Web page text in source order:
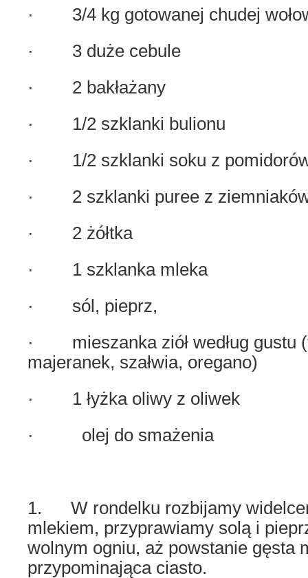
· 3/4 kg gotowanej chudej
· 3 duże cebule
· 2 bakłażany
· 1/2 szklanki bulionu
· 1/2 szklanki soku z
· 2 szklanki puree z
· 2 żółtka
· 1 szklanka mleka
· sól, pieprz,
· mieszanka ziół według gustu
majeranek, szałwia, oregano)
· 1 łyżka oliwy z oliwek
· olej do smażenia
1. W rondelku rozbijamy
mlekiem, przyprawiamy solą i
wolnym ogniu, aż powstanie gęsta
przypominająca ciasto.